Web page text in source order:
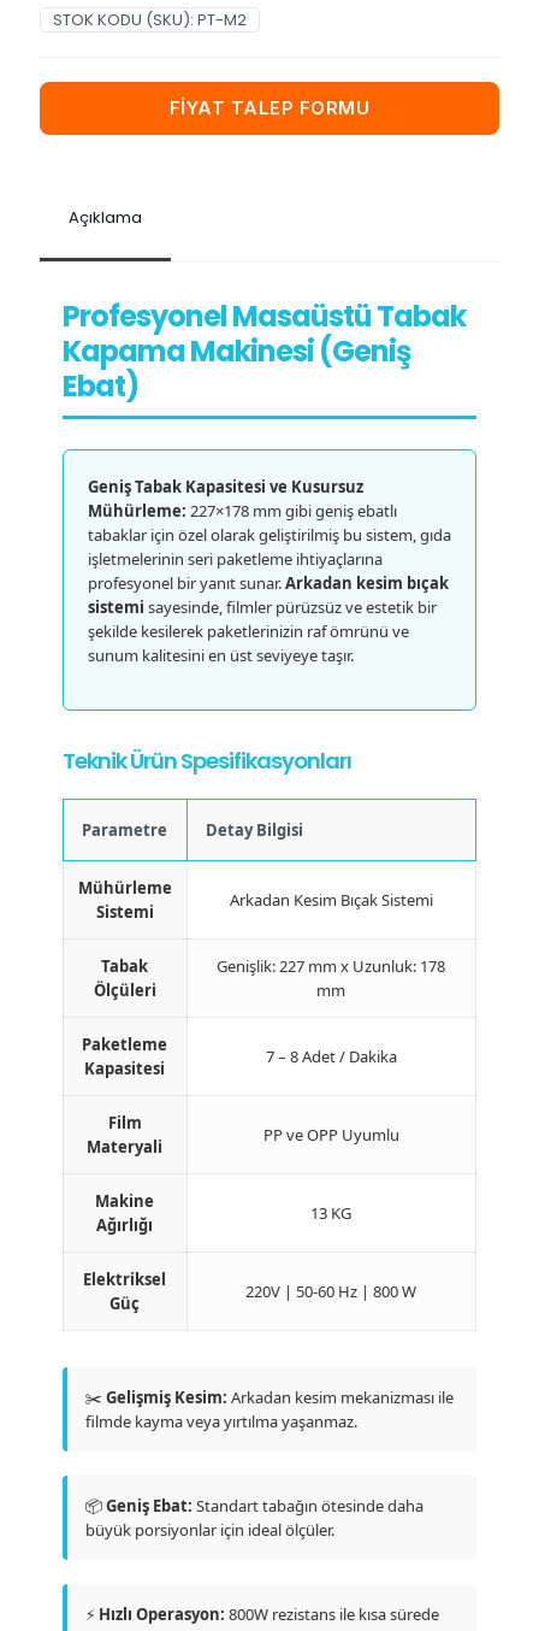
STOK KODU (SKU): PT-M2
FİYAT TALEP FORMU
Açıklama
Profesyonel Masaüstü Tabak
Kapama Makinesi (Geniş
Ebat)
Geniş Tabak Kapasitesi ve Kusursuz
Mühürleme: 227×178 mm gibi geniş ebatlı
tabaklar için özel olarak geliştirilmiş bu sistem, gıda
işletmelerinin seri paketleme ihtiyaçlarına
profesyonel bir yanıt sunar.Arkadan kesim bıçak
sistemi sayesinde, filmler pürüzsüz ve estetik bir
şekilde kesilerek paketlerinizin raf ömrünü ve
sunum kalitesini en üst seviyeye taşır.
Teknik Ürün Spesifikasyonları
Parametre Detay Bilgisi
Mühürleme
Sistemi
Arkadan Kesim Bıçak Sistemi
Tabak
Ölçüleri
Genişlik: 227 mm x Uzunluk: 178
mm
Paketleme
Kapasitesi
7 – 8 Adet / Dakika
Film
Materyali
PP ve OPP Uyumlu
Makine
Ağırlığı
13 KG
Elektriksel
Güç
220V | 50-60 Hz | 800 W
✂️ Gelişmiş Kesim: Arkadan kesim mekanizması ile
filmde kayma veya yırtılma yaşanmaz.
📦Geniş Ebat: Standart tabağın ötesinde daha
büyük porsiyonlar için ideal ölçüler.
⚡ Hızlı Operasyon: 800W rezistans ile kısa sürede